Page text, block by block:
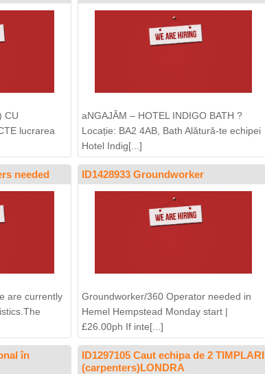
CU
lucrarea
aNGAJĂM – HOTEL INDIGO BATH ?
Locație: BA2 4AB, Bath Alătură-te echipei
Hotel Indig[...]
needed
are currently
ID1428933 Groundworker
Groundworker/360 Operator needed in
Hemel Hempstead Monday start |
£26.00ph If inte[...]
în
ID1297105 Caut echipa de 2 TIMPLARI
(carpenters)LONDRA